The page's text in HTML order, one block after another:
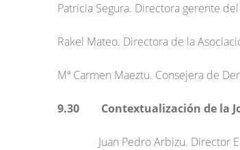
Patricia Segura. Directora gerente
Rakel Mateo. Directora de la
Mª Carmen Maeztu. Consejera de
9.30 Contextualización de la
Juan Pedro Arbizu. Director